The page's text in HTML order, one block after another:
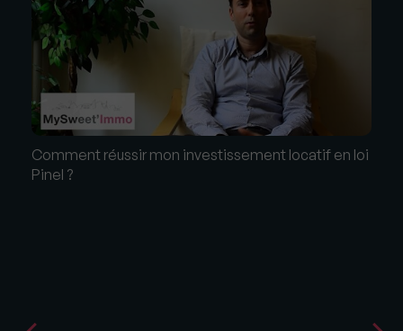
Comment réussir mon investissement locatif en loi
Pinel ?